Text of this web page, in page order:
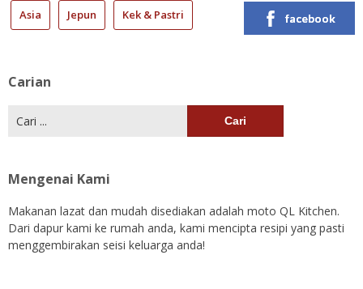
Asia Jepun Kek & Pastri facebook
Carian
Mengenai Kami
Makanan lazat dan mudah disediakan adalah moto QL Kitchen.
Dari dapur kami ke rumah anda, kami mencipta resipi yang pasti
menggembirakan seisi keluarga anda!